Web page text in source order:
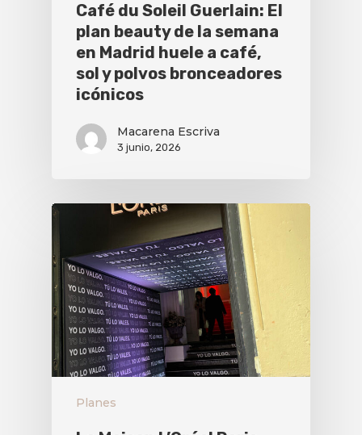
Café du Soleil Guerlain: El
plan beauty de la semana
en Madrid huele a café,
sol y polvos bronceadores
icónicos
Macarena Escriva
3 junio, 2026
Planes